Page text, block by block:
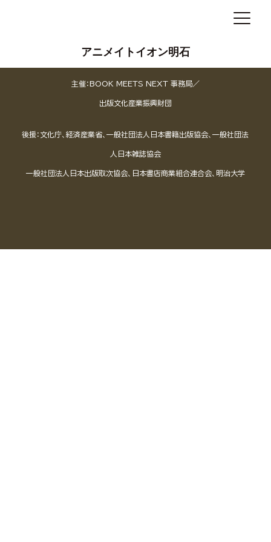
アニメイトイオン明石
主催：BOOK MEETS NEXT 事務局／
出版文化産業振興財団
後援：文化庁、経済産業省、一般社団法人日本書籍出版協会、一般社団法
人日本雑誌協会
一般社団法人日本出版取次協会、日本書店商業組合連合会、明治大学